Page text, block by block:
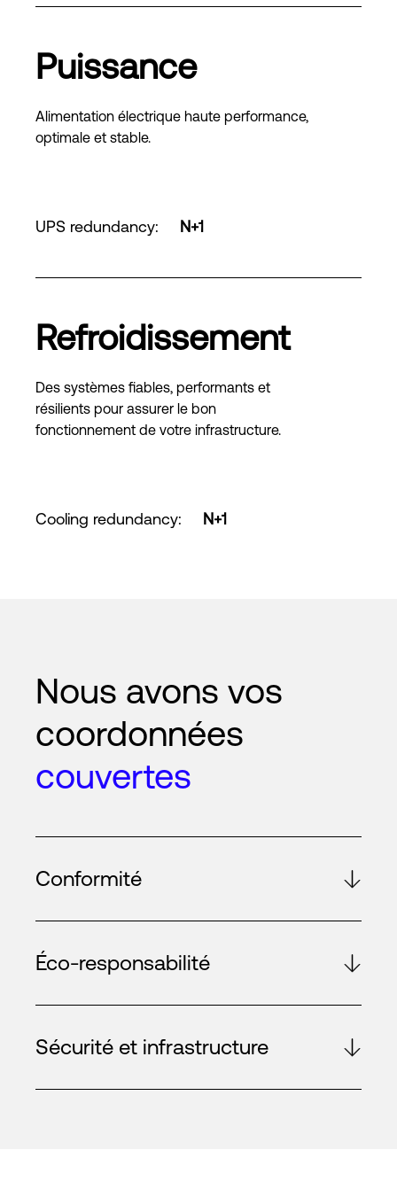
Puissance
Alimentation électrique haute performance,
optimale et stable.
UPS redundancy: N+1
Refroidissement
Des systèmes fiables, performants et
résilients pour assurer le bon
fonctionnement de votre infrastructure.
Cooling redundancy: N+1
Nous avons vos
coordonnées
couvertes
Conformité
Éco-responsabilité
Sécurité et infrastructure